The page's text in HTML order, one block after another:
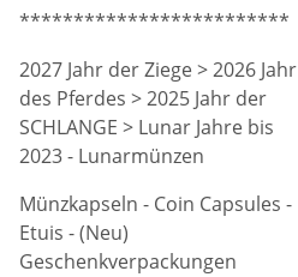
*************************
2027 Jahr der Ziege > 2026 Jahr
des Pferdes > 2025 Jahr der
SCHLANGE > Lunar Jahre bis
2023 - Lunarmünzen
Münzkapseln - Coin Capsules -
Etuis - (Neu)
Geschenkverpackungen